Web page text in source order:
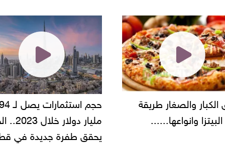
حجم استثمارات يصل لـ 94
مليار دولار خلال 2023.. الخليج
"أمن القاهرة" يضبط
شركة مطاعم استولى على
أموال المواطنين بزعم